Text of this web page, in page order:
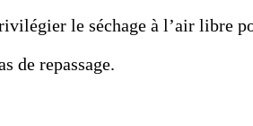
le séchage à l’air libre
de repassage.